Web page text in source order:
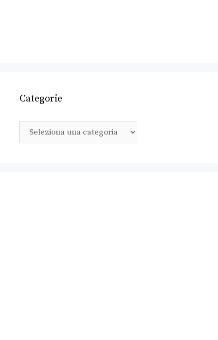
Categorie